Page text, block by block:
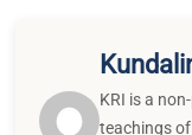
KRI is a
teachings of